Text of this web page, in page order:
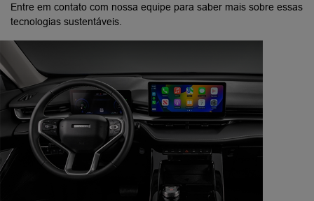
Entre em contato com nossa equipe para saber mais sobre essas
tecnologias sustentáveis.